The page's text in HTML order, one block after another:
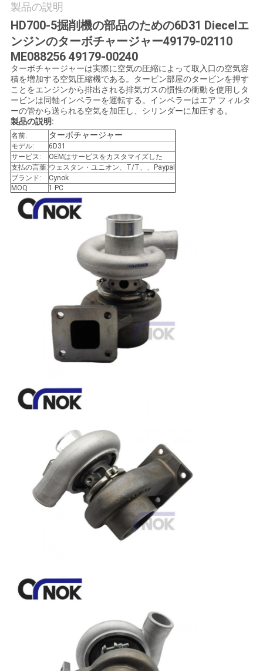
私
達
に
連
絡
し
な
さ
VR
製品の説明
HD700-5掘削機の部品のための6D31 Diecelエ
ンジンのターボチャージャー49179-02110
ME088256 49179-00240
ターボチャージャーは実際に空気の圧縮によって取入口の空気容
積を増加する空気圧縮機である。タービン部屋のタービンを押す
ことをエンジンから排出される排気ガスの慣性の衝動を使用しタ
ービンは同軸インペラーを運転する。インペラーはエア フィルタ
ーの管から送られる空気を加圧し、シリンダーに加圧する。
製品の説明:
名前: ターボチャージャー
モデル:
6D31
サービス:
OEMはサービスをカスタマイズした
支払の言葉: ウェスタン・ユニオン、T/T、、Paypal
ブランド:
Cynok
MOQ
1 PC